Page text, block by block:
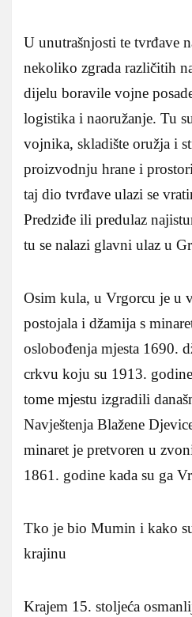
U unutrašnjosti te tvrđave
nekoliko zgrada različitih
dijelu boravile vojne
logistika i naoružanje. Tu
vojnika, skladište oružja i
proizvodnju hrane i
taj dio tvrđave ulazi se
Predziđe ili predulaz
tu se nalazi glavni ulaz u
Osim kula, u Vrgorcu je u
postojala i džamija s
oslobođenja mjesta 1690.
crkvu koju su 1913.
tome mjestu izgradili
Navještenja Blažene
minaret je pretvoren u
1861. godine kada su ga
Tko je bio Mumin i kako
krajinu
Krajem 15. stoljeća